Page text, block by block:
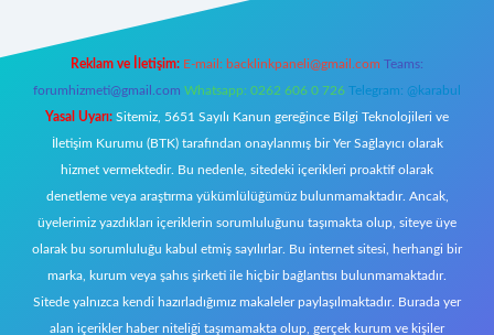
Reklam ve İletişim: E-mail: backlinkpaneli@gmail.com Teams:
forumhizmeti@gmail.com Whatsapp: 0262 606 0 726 Telegram: @karabul
Yasal Uyarı: Sitemiz, 5651 Sayılı Kanun gereğince Bilgi Teknolojileri ve
İletişim Kurumu (BTK) tarafından onaylanmış bir Yer Sağlayıcı olarak
hizmet vermektedir. Bu nedenle, sitedeki içerikleri proaktif olarak
denetleme veya araştırma yükümlülüğümüz bulunmamaktadır. Ancak,
üyelerimiz yazdıkları içeriklerin sorumluluğunu taşımakta olup, siteye üye
olarak bu sorumluluğu kabul etmiş sayılırlar. Bu internet sitesi, herhangi bir
marka, kurum veya şahıs şirketi ile hiçbir bağlantısı bulunmamaktadır.
Sitede yalnızca kendi hazırladığımız makaleler paylaşılmaktadır. Burada yer
alan içerikler haber niteliği taşımamakta olup, gerçek kurum ve kişiler